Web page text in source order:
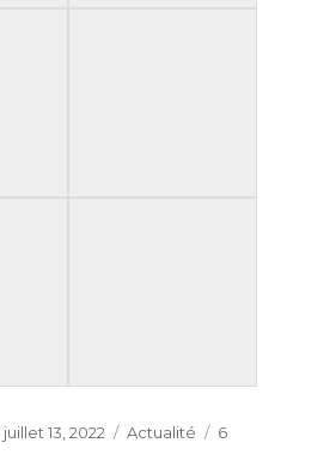
Publié
juillet 13, 2022 Catégories
Actualité
6